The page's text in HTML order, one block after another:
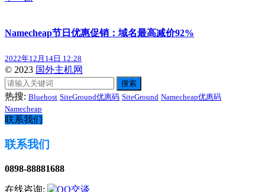
Namecheap节日优惠促销：域名最高减价92%
2022年12月14日 12:28
© 2023 国外主机网
搜索
热搜: Bluehost SiteGround优惠码 SiteGround Namecheap优惠码
Namecheap
联系我们
联系我们
0898-88881688
在线咨询: